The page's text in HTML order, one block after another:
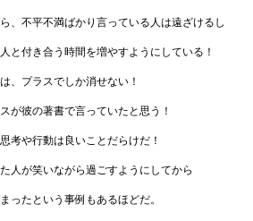
、不平不満ばかり言っている人は遠ざけるし
と付き合う時間を増やすようにしている！
、プラスでしか消せない！
が彼の著書で言っていたと思う！
考や行動は良いことだらけだ！
人が笑いながら過ごすようにしてから
ったという事例もあるほどだ。